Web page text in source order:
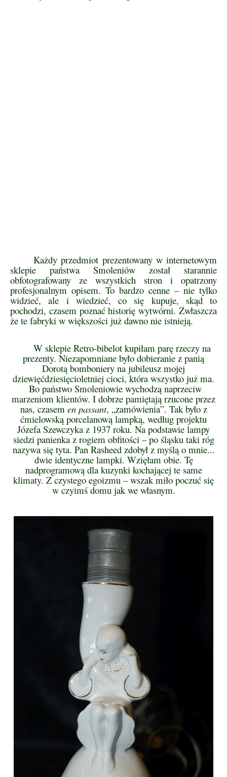
Każdy przedmiot prezentowany w internetowym
sklepie państwa Smoleniów został starannie
obfotografowany ze wszystkich stron i opatrzony
profesjonalnym opisem. To bardzo cenne – nie tylko
widzieć, ale i wiedzieć, co się kupuje, skąd to
pochodzi, czasem poznać historię wytwórni. Zwłaszcza
że te fabryki w większości już dawno nie istnieją.
W sklepie Retro-bibelot kupiłam parę rzeczy na
prezenty. Niezapomniane było dobieranie z panią
Dorotą bomboniery na jubileusz mojej
dziewięćdziesięcioletniej cioci, która wszystko już ma.
Bo państwo Smoleniowie wychodzą naprzeciw
marzeniom klientów. I dobrze pamiętają rzucone przez
nas, czasem en passant, „zamówienia”. Tak było z
ćmielowską porcelanową lampką, według projektu
Józefa Szewczyka z 1937 roku. Na podstawie lampy
siedzi panienka z rogiem obfitości – po śląsku taki róg
nazywa się tyta. Pan Rasheed zdobył z myślą o mnie...
dwie identyczne lampki. Wzięłam obie. Tę
nadprogramową dla kuzynki kochającej te same
klimaty. Z czystego egoizmu – wszak miło poczuć się
w czyimś domu jak we własnym.